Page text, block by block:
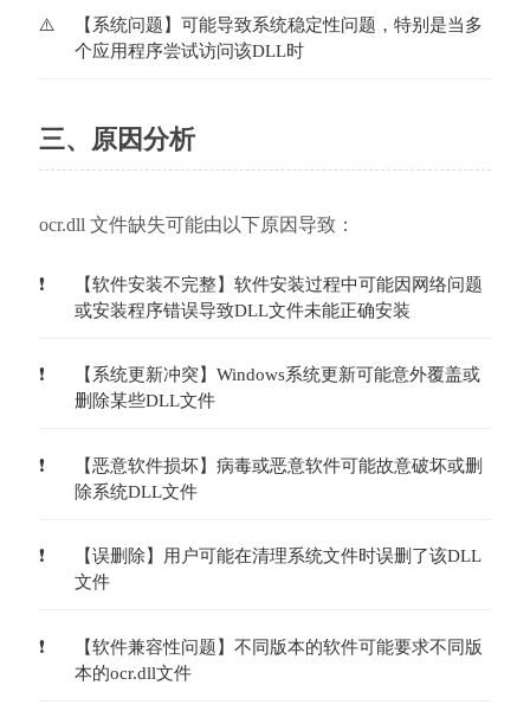
【系统问题】可能导致系统稳定性问题，特别是当多
个应用程序尝试访问该DLL时
三、原因分析
ocr.dll 文件缺失可能由以下原因导致：
【软件安装不完整】软件安装过程中可能因网络问题
或安装程序错误导致DLL文件未能正确安装
【系统更新冲突】Windows系统更新可能意外覆盖或
删除某些DLL文件
【恶意软件损坏】病毒或恶意软件可能故意破坏或删
除系统DLL文件
【误删除】用户可能在清理系统文件时误删了该DLL
文件
【软件兼容性问题】不同版本的软件可能要求不同版
本的ocr.dll文件